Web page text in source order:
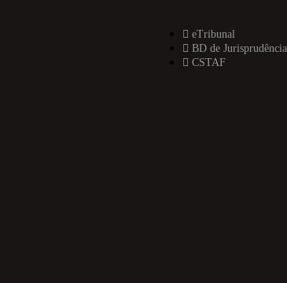
eTribunal
BD de Jurisprudência
CSTAF